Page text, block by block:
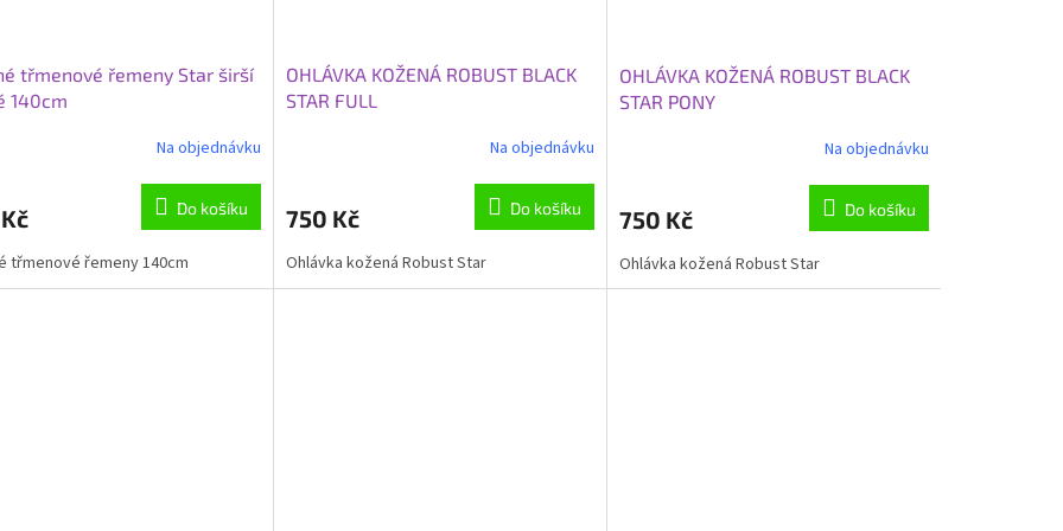
třmenové řemeny Star širší
140cm
Na objednávku
Do košíku
třmenové řemeny 140cm
OHLÁVKA KOŽENÁ ROBUST BLACK
STAR FULL
je
z
5
Na objednávku
750 Kč Do košíku
Ohlávka kožená Robust Star
OHLÁVKA KOŽENÁ ROBUST BLACK
STAR PONY
Na objednávku
750 Kč Do košíku
Ohlávka kožená Robust Star